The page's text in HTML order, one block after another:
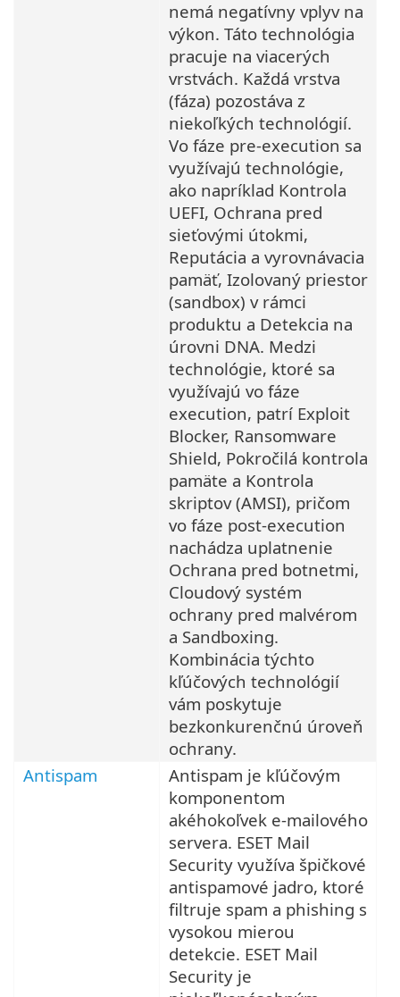
nemá negatívny vplyv na
výkon. Táto technológia
pracuje na viacerých
vrstvách. Každá vrstva
(fáza) pozostáva z
niekoľkých technológií.
Vo fáze pre-execution sa
využívajú technológie,
ako napríklad Kontrola
UEFI, Ochrana pred
sieťovými útokmi,
Reputácia a vyrovnávacia
pamäť, Izolovaný priestor
(sandbox) v rámci
produktu a Detekcia na
úrovni DNA. Medzi
technológie, ktoré sa
využívajú vo fáze
execution, patrí Exploit
Blocker, Ransomware
Shield, Pokročilá kontrola
pamäte a Kontrola
skriptov (AMSI), pričom
vo fáze post-execution
nachádza uplatnenie
Ochrana pred botnetmi,
Cloudový systém
ochrany pred malvérom
a Sandboxing.
Kombinácia týchto
kľúčových technológií
vám poskytuje
bezkonkurenčnú úroveň
ochrany.
Antispam
Antispam je kľúčovým
komponentom
akéhokoľvek e-mailového
servera. ESET Mail
Security využíva špičkové
antispamové jadro, ktoré
filtruje spam a phishing s
vysokou mierou
detekcie. ESET Mail
Security je